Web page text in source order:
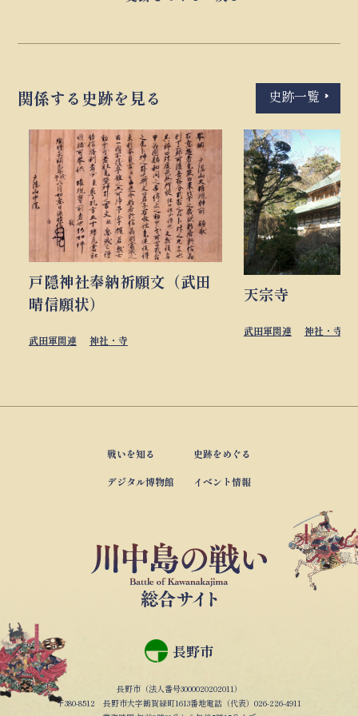
関係する史跡を見る 史跡一覧
戸隠神社奉納祈願文（武田
晴信願状）
武田軍関連 神社・寺
天宗寺
武田軍関連 神社・寺
戦いを知る 史跡をめぐる
デジタル博物館 イベント情報
長野市
長野市（法人番号3000020202011）
〒380-8512 長野市大字鶴賀緑町1613番地電話（代表）026-226-4911